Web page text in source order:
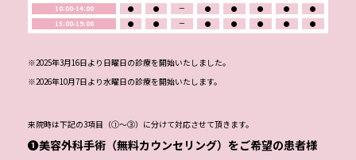
10:00-14:00
● ● ー ● ● ● ●
●
15:00-19:00
● ● ー ● ● ● ● ●
※2025年3月16日より日曜日の診療を開始いたしました。
※2026年10月7日より水曜日の診療を開始いたします。
来院時は下記の3項目（①～③）に分けて対応させて頂きます。
❶美容外科手術（無料カウンセリング）をご希望の患者様